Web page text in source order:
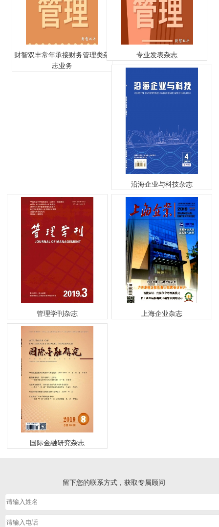
财智双丰常年承接财务管理类杂
志业务
专业发表杂志
沿海企业与科技杂志
管理学刊杂志 上海企业杂志
国际金融研究杂志
留下您的联系方式，获取专属顾问